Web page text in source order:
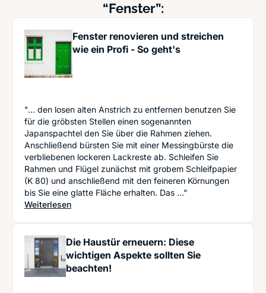
“Fenster”:
Fenster renovieren und streichen
wie ein Profi - So geht's
"... den losen alten Anstrich zu entfernen benutzen Sie
für die gröbsten Stellen einen sogenannten
Japanspachtel den Sie über die Rahmen ziehen.
Anschließend bürsten Sie mit einer Messingbürste die
verbliebenen lockeren Lackreste ab. Schleifen Sie
Rahmen und Flügel zunächst mit grobem Schleifpapier
(K 80) und anschließend mit den feineren Körnungen
bis Sie eine glatte Fläche erhalten. Das ..."
Weiterlesen: Fenster renovieren und streichen wie ein Profi -
Die Haustür erneuern: Diese
wichtigen Aspekte sollten Sie
beachten!